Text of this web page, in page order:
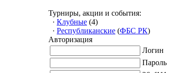
Турниры, акции и события:
· Клубные (4)
· Республиканские (ФБС РК)
Авторизация
Логин
Пароль